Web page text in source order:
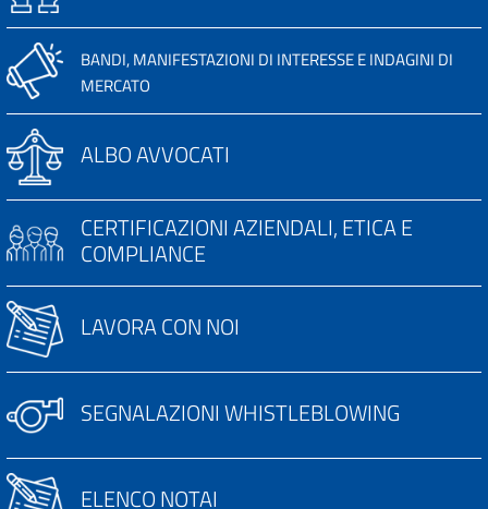
BANDI, MANIFESTAZIONI DI INTERESSE E INDAGINI DI
MERCATO
ALBO AVVOCATI
CERTIFICAZIONI AZIENDALI, ETICA E
COMPLIANCE
LAVORA CON NOI
SEGNALAZIONI WHISTLEBLOWING
ELENCO NOTAI